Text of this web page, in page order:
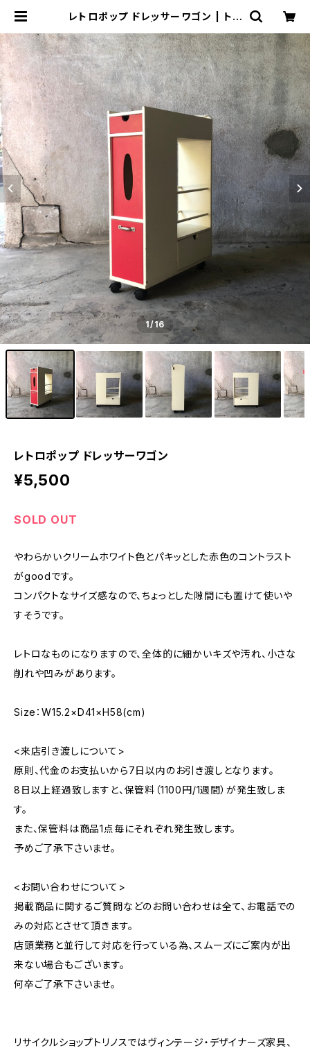
レトロポップ ドレッサーワゴン | トリ
サイクルショップ・古着
1/16
レトロポップ ドレッサーワゴン
¥5,500
SOLD OUT
やわらかいクリームホワイト色とパキッとした赤色のコントラスト
がgoodです。
コンパクトなサイズ感なので、ちょっとした隙間にも置けて使いや
すそうです。
レトロなものになりますので、全体的に細かいキズや汚れ、小さな
削れや凹みがあります。
Size：W15.2×D41×H58(cm)
<来店引き渡しについて>
原則、代金のお支払いから7日以内のお引き渡しとなります。
8日以上経過致しますと、保管料（1100円/1週間）が発生致しま
す。
また、保管料は商品1点毎にそれぞれ発生致します。
予めご了承下さいませ。
<お問い合わせについて>
掲載商品に関するご質問などのお問い合わせは全て、お電話での
みの対応とさせて頂きます。
店頭業務と並行して対応を行っている為、スムーズにご案内が出
来ない場合もございます。
何卒ご了承下さいませ。
リサイクルショップトリノスではヴィンテージ・デザイナーズ家具、